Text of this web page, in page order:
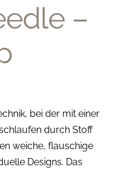
–
bei der mit einer
durch Stoff
weiche, flauschige
Designs. Das